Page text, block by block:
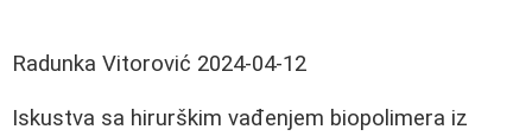
Radunka Vitorović 2024-04-12
Iskustva sa hirurškim vađenjem biopolimera iz